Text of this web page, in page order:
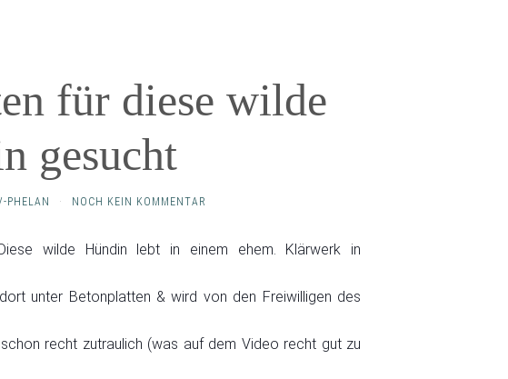
für diese wilde
gesucht
PHELAN · NOCH KEIN KOMMENTAR
wilde Hündin lebt in einem ehem. Klärwerk in
unter Betonplatten & wird von den Freiwilligen des
recht zutraulich (was auf dem Video recht gut zu